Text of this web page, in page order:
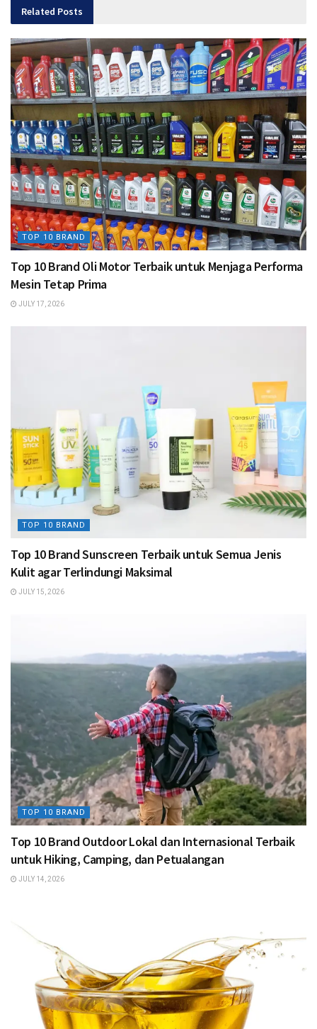
Related Posts
TOP 10 BRAND
Top 10 Brand Oli Motor Terbaik untuk Menjaga Performa
Mesin Tetap Prima
JULY 17, 2026
TOP 10 BRAND
Top 10 Brand Sunscreen Terbaik untuk Semua Jenis
Kulit agar Terlindungi Maksimal
JULY 15, 2026
TOP 10 BRAND
Top 10 Brand Outdoor Lokal dan Internasional Terbaik
untuk Hiking, Camping, dan Petualangan
JULY 14, 2026